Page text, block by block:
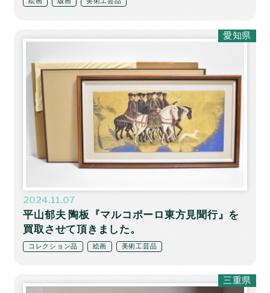
2024.11.07
平山郁夫 陶板『マルコポーロ東方見聞行』を
買取させて頂きました。
コレクション品 絵画 美術工芸品
愛知県
三重県